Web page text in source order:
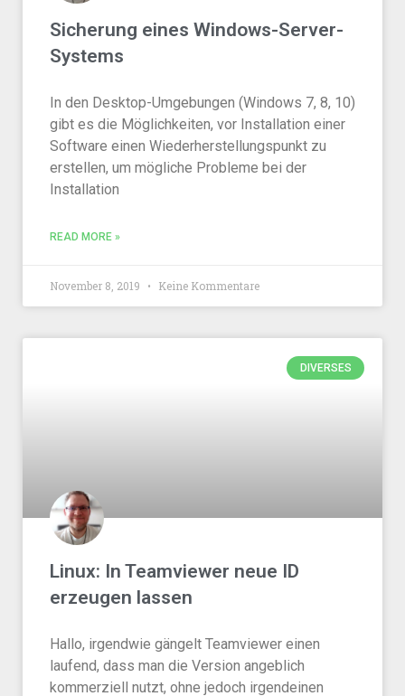
Sicherung eines Windows-Server-
Systems
In den Desktop-Umgebungen (Windows 7, 8, 10)
gibt es die Möglichkeiten, vor Installation einer
Software einen Wiederherstellungspunkt zu
erstellen, um mögliche Probleme bei der
Installation
READ MORE »
November 8, 2019 Keine Kommentare
DIVERSES
Linux: In Teamviewer neue ID
erzeugen lassen
Hallo, irgendwie gängelt Teamviewer einen
laufend, dass man die Version angeblich
kommerziell nutzt, ohne jedoch irgendeinen